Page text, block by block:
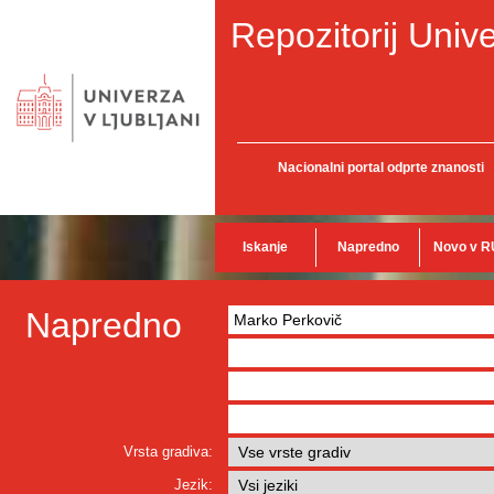
Repozitorij
Nacionalni portal odprte znanosti
Iskanje Napredno Novo v
Napredno
Vrsta gradiva:
Jezik: